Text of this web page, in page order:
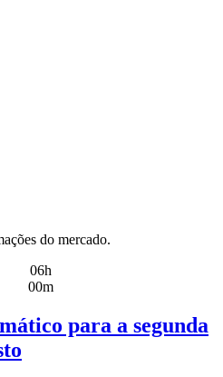
do mercado.
06h
00m
para a segunda